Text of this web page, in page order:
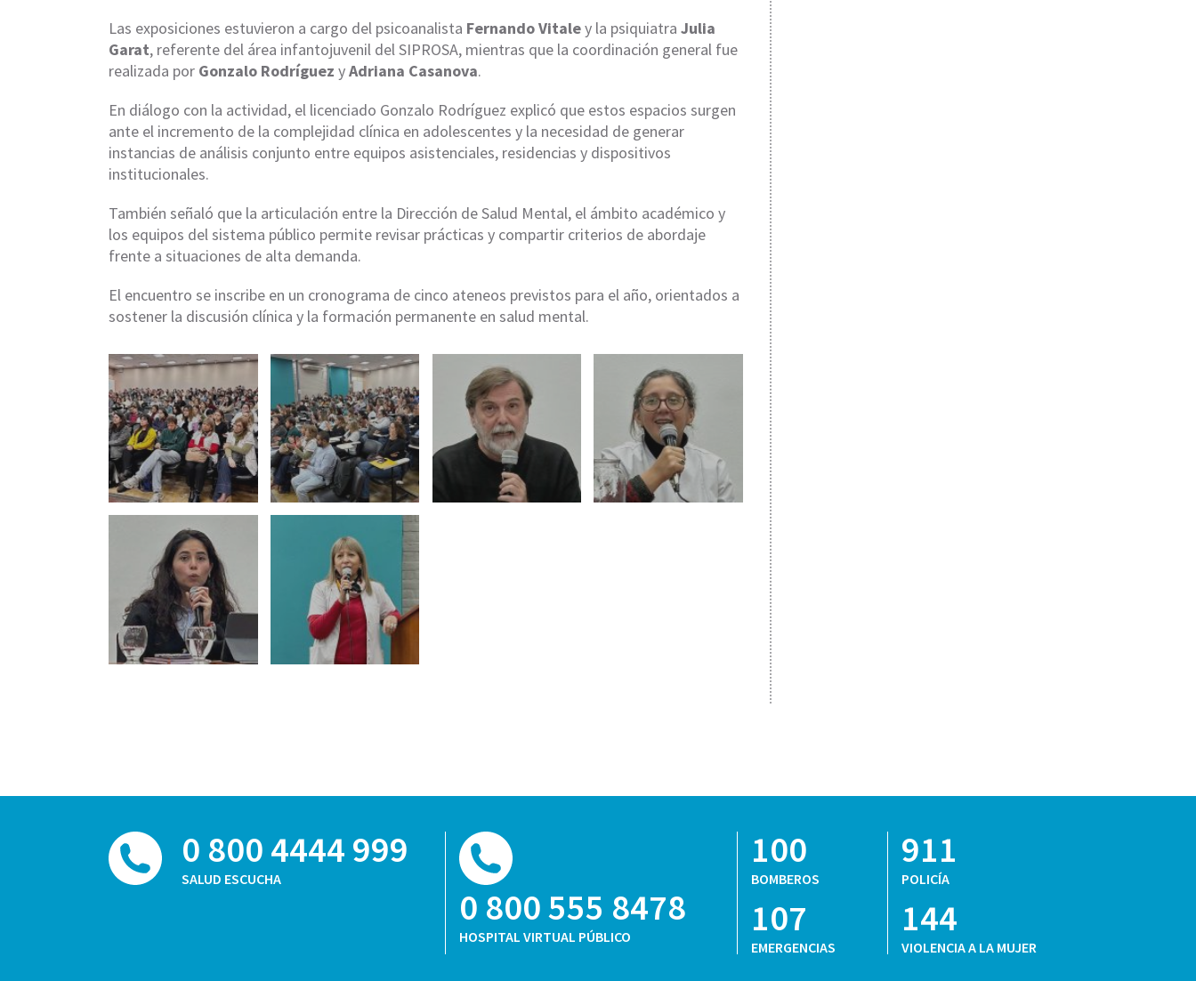
Las exposiciones estuvieron a cargo del psicoanalista Fernando Vitaley la psiquiatra Julia
Garat, referente del área infantojuvenil del SIPROSA, mientras que la coordinación general fue
realizada por Gonzalo Rodríguez yAdriana Casanova.
En diálogo con la actividad, el licenciado Gonzalo Rodríguez explicó que estos espacios surgen
ante el incremento de la complejidad clínica en adolescentes y la necesidad de generar
instancias de análisis conjunto entre equipos asistenciales, residencias y dispositivos
institucionales.
También señaló que la articulación entre la Dirección de Salud Mental, el ámbito académico y
los equipos del sistema público permite revisar prácticas y compartir criterios de abordaje
frente a situaciones de alta demanda.
El encuentro se inscribe en un cronograma de cinco ateneos previstos para el año, orientados a
sostener la discusión clínica y la formación permanente en salud mental.
0 800 4444 999
SALUD ESCUCHA
0 800 555 8478
HOSPITAL VIRTUAL PÚBLICO
100
BOMBEROS
107
EMERGENCIAS
911
POLICÍA
144
VIOLENCIA A LA MUJER